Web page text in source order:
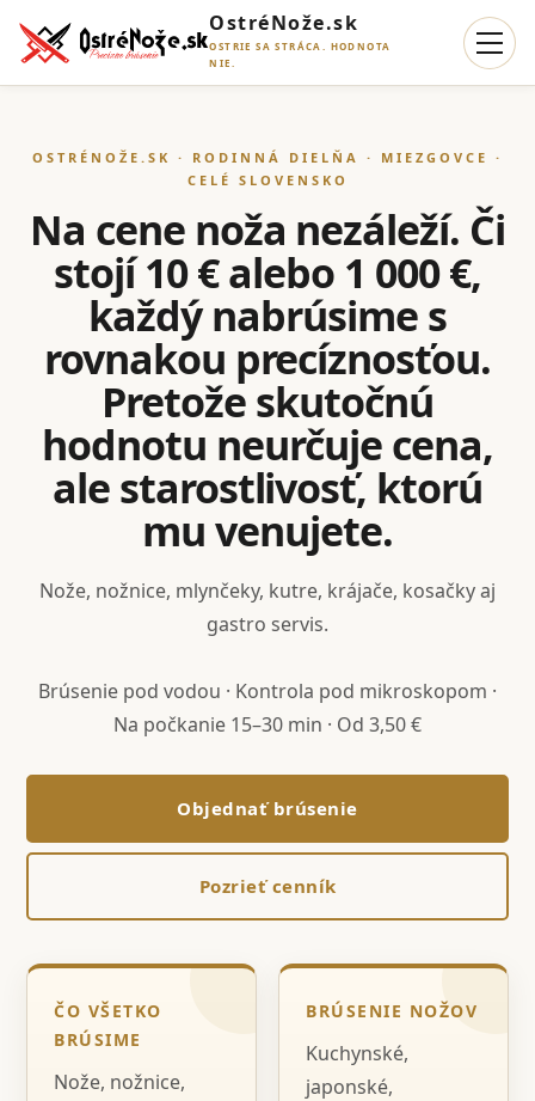
OstréNože.sk
OSTRIE SA STRÁCA. HODNOTA
NIE.
OSTRÉNOŽE.SK · RODINNÁ DIELŇA · MIEZGOVCE ·
CELÉ SLOVENSKO
Na cene noža nezáleží. Či
stojí 10 € alebo 1 000 €,
každý nabrúsime s
rovnakou precíznosťou.
Pretože skutočnú
hodnotu neurčuje cena,
ale starostlivosť, ktorú
mu venujete.
Nože, nožnice, mlynčeky, kutre, krájače, kosačky aj
gastro servis.
Brúsenie pod vodou · Kontrola pod mikroskopom ·
Na počkanie 15–30 min · Od 3,50 €
Objednať brúsenie
Pozrieť cenník
ČO VŠETKO
BRÚSIME
Nože, nožnice,
BRÚSENIE NOŽOV
Kuchynské,
japonské,